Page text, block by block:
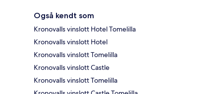
Også kendt som
Kronovalls vinslott Hotel Tomelilla
Kronovalls vinslott Hotel
Kronovalls vinslott Tomelilla
Kronovalls vinslott Castle
Kronovalls vinslott Tomelilla